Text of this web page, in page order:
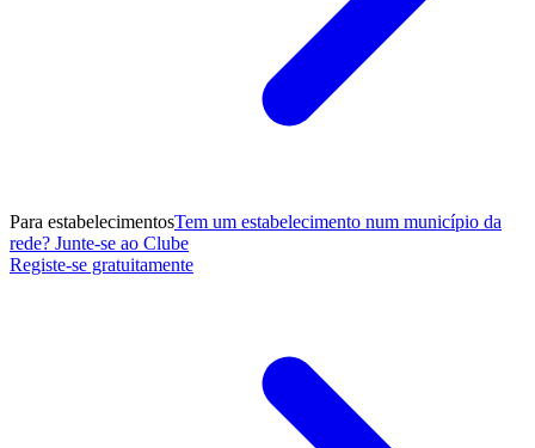
Para estabelecimentosTem um estabelecimento num município da
rede? Junte-se ao Clube
Registe-se gratuitamente